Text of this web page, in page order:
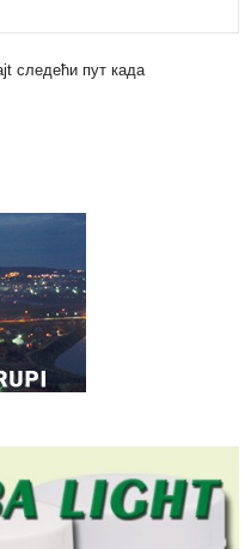
следећи пут када